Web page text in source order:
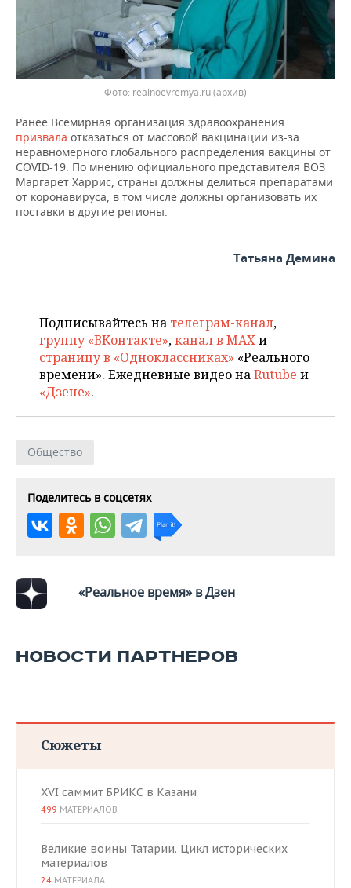
Фото: realnoevremya.ru (архив)
Ранее Всемирная организация здравоохранения
призвала отказаться от массовой вакцинации из-за
неравномерного глобального распределения вакцины от
COVID-19. По мнению официального представителя ВОЗ
Маргарет Харрис, страны должны делиться препаратами
от коронавируса, в том числе должны организовать их
поставки в другие регионы.
Татьяна Демина
Подписывайтесь на телеграм-канал,
группу «ВКонтакте»,канал в MAXи
страницу в «Одноклассниках» «Реального
времени». Ежедневные видео наRutube и
«Дзене».
Общество
Поделитесь в соцсетях
«Реальное время» в Дзен
НОВОСТИ ПАРТНЕРОВ
Сюжеты
XVI саммит БРИКС в Казани
499 МАТЕРИАЛОВ
Великие воины Татарии. Цикл исторических
материалов
24 МАТЕРИАЛА